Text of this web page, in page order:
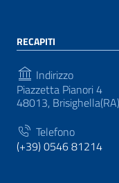
RECAPITI
Indirizzo
Piazzetta Pianori 4
48013, Brisighella(RA)
Telefono
(+39) 0546 81214